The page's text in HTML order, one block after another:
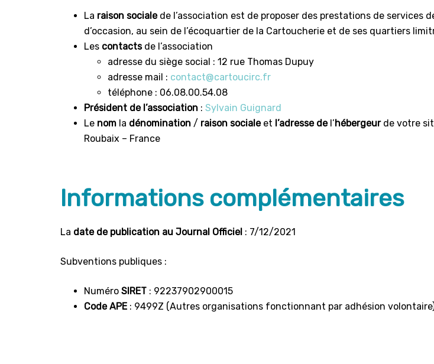
La raison socialede l’association est de proposer des prestations de
d’occasion, au sein de l’écoquartier de la Cartoucherie et de ses quartiers
Les contacts de l’association
adresse du siège social : 12 rue Thomas Dupuy
adresse mail : contact@cartoucirc.fr
téléphone : 06.08.00.54.08
Président de l’association : Sylvain Guignard
Le nom la dénomination / raison socialeet l’adresse de l’hébergeurde votre
Roubaix – France
Informations complémentaires
La date de publication au Journal Officiel : 7/12/2021
Subventions publiques :
Numéro SIRET : 92237902900015
Code APE : 9499Z (Autres organisations fonctionnant par adhésion